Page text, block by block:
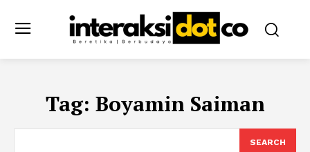
Tag: Boyamin Saiman
SEARCH